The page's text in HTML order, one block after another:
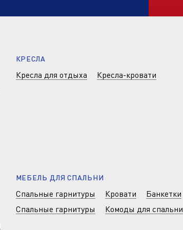
КРЕСЛА
Кресла для отдыха Кресла-кровати
МЕБЕЛЬ ДЛЯ СПАЛЬНИ
Спальные гарнитуры Кровати
Банкетки
Спальные гарнитуры
Комоды для спальни